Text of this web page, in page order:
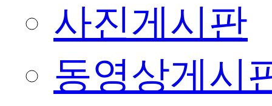
사진게시판
동영상게시